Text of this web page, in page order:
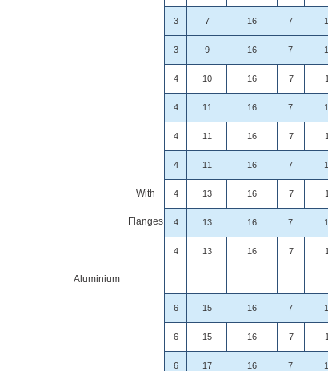
7
16
7
3
7
16
9
3
7
16
10
4
7
16
11
4
7
16
11
4
7
16
11
4
7
16
13
4
With
7
16
13
4
Flanges
7
16
13
4
Aluminium
7
16
15
6
7
16
15
6
7
16
17
6